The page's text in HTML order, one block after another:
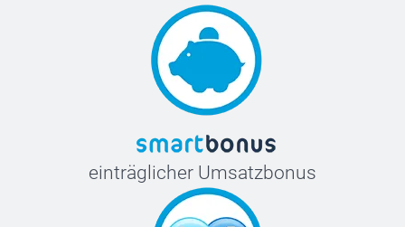
einträglicher Umsatzbonus